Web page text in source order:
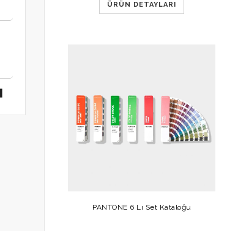
ÜRÜN DETAYLARI
PANTONE 6 Lı Set Kataloğu